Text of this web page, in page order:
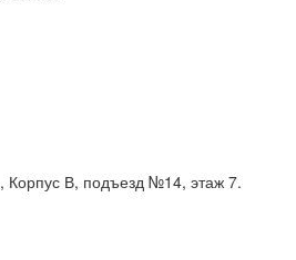
Корпус В, подъезд №14, этаж 7.